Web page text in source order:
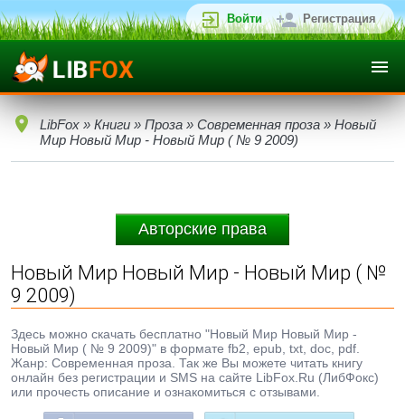
Войти Регистрация
LibFox » Книги » Проза » Современная проза » Новый
Мир Новый Мир - Новый Мир ( № 9 2009)
Авторские права
Новый Мир Новый Мир - Новый Мир ( №
9 2009)
Здесь можно скачать бесплатно "Новый Мир Новый Мир -
Новый Мир ( № 9 2009)" в формате fb2, epub, txt, doc, pdf.
Жанр: Современная проза. Так же Вы можете читать книгу
онлайн без регистрации и SMS на сайте LibFox.Ru (ЛибФокс)
или прочесть описание и ознакомиться с отзывами.